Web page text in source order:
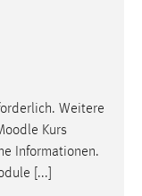
Weitere
Kurs
Informationen.
[...]